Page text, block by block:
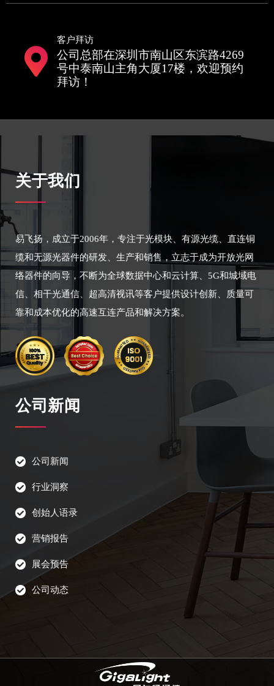
客户拜访
公司总部在深圳市南山区东滨路4269
号中泰南山主角大厦17楼，欢迎预约
拜访！
关于我们
易飞扬，成立于2006年，专注于光模块、有源光缆、直连铜
缆和无源光器件的研发、生产和销售，立志于成为开放光网
络器件的向导，不断为全球数据中心和云计算、5G和城域电
信、相干光通信、超高清视讯等客户提供设计创新、质量可
靠和成本优化的高速互连产品和解决方案。
公司新闻
公司新闻
行业洞察
创始人语录
营销报告
展会预告
公司动态